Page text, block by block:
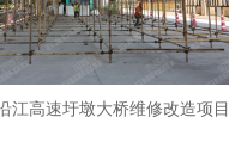
江高速圩墩大桥维修改造项目